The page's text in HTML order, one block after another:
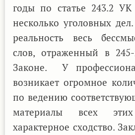
годы по статье 243.2
несколько уголовных
реальность весь
слов, отраженный в
Законе. У
возникает огромное
по ведению
материалы всех
характерное сходство.